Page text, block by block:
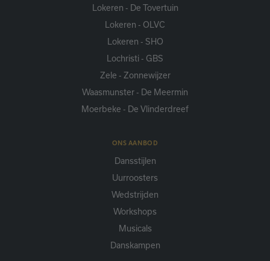
Lokeren - De Tovertuin
Lokeren - OLVC
Lokeren - SHO
Lochristi - GBS
Zele - Zonnewijzer
Waasmunster - De Meermin
Moerbeke - De Vlinderdreef
ONS AANBOD
Dansstijlen
Uurroosters
Wedstrijden
Workshops
Musicals
Danskampen